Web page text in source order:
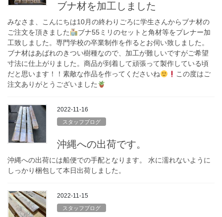
ブナ材を加工しました
みなさま、こんにちは10月の終わりごろに学生さんからブナ材の
ご注文を頂きました
ブナ55ミリのセットと角材等をプレナー加
工致しました。専門学校の卒業制作を作るとお伺い致しました。
ブナ材はあばれのきつい樹種なので、加工が難しいですがご希望
寸法に仕上がりました。商品が到着して頑張って製作している頃
だと思います！！素敵な作品を作ってくださいね
この度はご
注文ありがとうございました
2022-11-16
スタッフブログ
沖縄への出荷です。
沖縄への出荷には船便での手配となります。 水に濡れないように
しっかり梱包して本日出荷しました。
2022-11-15
スタッフブログ